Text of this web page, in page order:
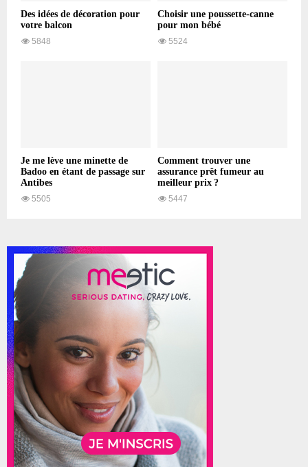
Des idées de décoration pour
votre balcon
5848
Choisir une poussette-canne
pour mon bébé
5524
Je me lève une minette de
Badoo en étant de passage sur
Antibes
5505
Comment trouver une
assurance prêt fumeur au
meilleur prix ?
5447